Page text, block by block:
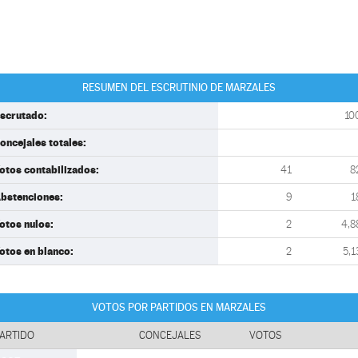
RESUMEN DEL ESCRUTINIO DE MARZALES
totales:
contabilizados: 41
9
nulos: 2
en blanco: 2
VOTOS POR PARTIDOS EN MARZALES
CONCEJALES VOTOS